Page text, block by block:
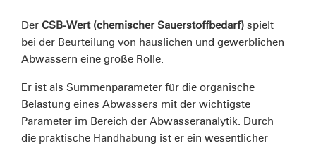
Der CSB-Wert (chemischer Sauerstoffbedarf) spielt
bei der Beurteilung von häuslichen und gewerblichen
Abwässern eine große Rolle.
Er ist als Summenparameter für die organische
Belastung eines Abwassers mit der wichtigste
Parameter im Bereich der Abwasseranalytik. Durch
die praktische Handhabung ist er ein wesentlicher